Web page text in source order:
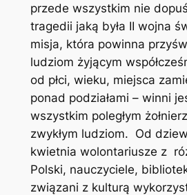
przede wszystkim nie
tragedii jaką była II wojna
misja, która powinna
ludziom żyjącym
od płci, wieku, miejsca
ponad podziałami – winni
wszystkim poległym
zwykłym ludziom. Od
kwietnia wolontariusze z
Polski, nauczyciele,
związani z kulturą